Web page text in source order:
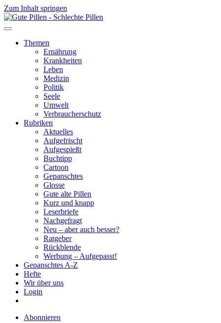
Zum Inhalt springen
Themen
Ernährung
Krankheiten
Leben
Medizin
Politik
Seele
Umwelt
Verbraucherschutz
Rubriken
Aktuelles
Aufgefrischt
Aufgespießt
Buchtipp
Cartoon
Gepanschtes
Glosse
Gute alte Pillen
Kurz und knapp
Leserbriefe
Nachgefragt
Neu – aber auch besser?
Ratgeber
Rückblende
Werbung – Aufgepasst!
Gepanschtes A-Z
Hefte
Wir über uns
Login
Abonnieren